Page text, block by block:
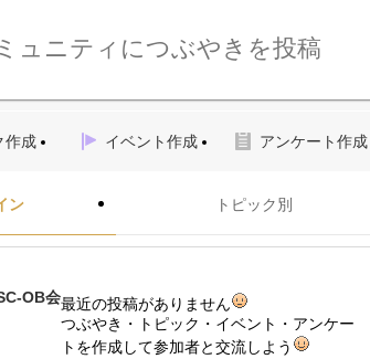
ュニティにつぶやきを投稿
作成 イベント作成 アンケート作成
ン トピック別
OB会最近の投稿がありません
つぶやき・トピック・イベント・アンケー
トを作成して参加者と交流しよう